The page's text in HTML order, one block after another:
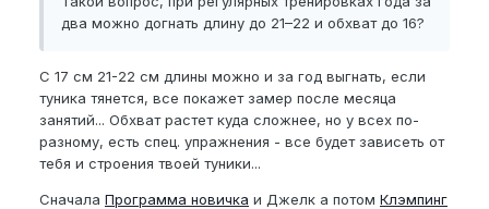
два можно догнать длину до 21–22 и обхват до 16?
С 17 см 21-22 см длины можно и за год выгнать, если
туника тянется, все покажет замер после месяца
занятий... Обхват растет куда сложнее, но у всех по-
разному, есть спец. упражнения - все будет зависеть от
тебя и строения твоей туники...
Сначала Программа новичка и Джелк а потом Клэмпинг